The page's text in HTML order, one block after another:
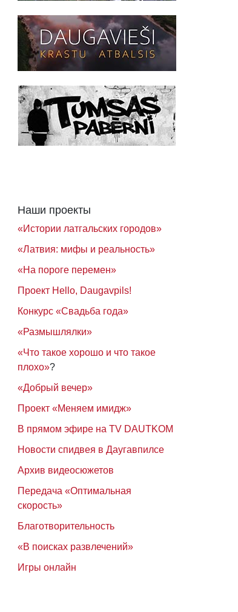
Наши проекты
«Истории латгальских городов»
«Латвия: мифы и реальность»
«На пороге перемен»
Проект Hello, Daugavpils!
Конкурс «Свадьба года»
«Размышлялки»
«Что такое хорошо и что такое
плохо»?
«Добрый вечер»
Проект «Меняем имидж»
В прямом эфире на TV DAUTKOM
Новости спидвея в Даугавпилсе
Архив видеосюжетов
Передача «Оптимальная
скорость»
Благотворительность
«В поисках развлечений»
Игры онлайн